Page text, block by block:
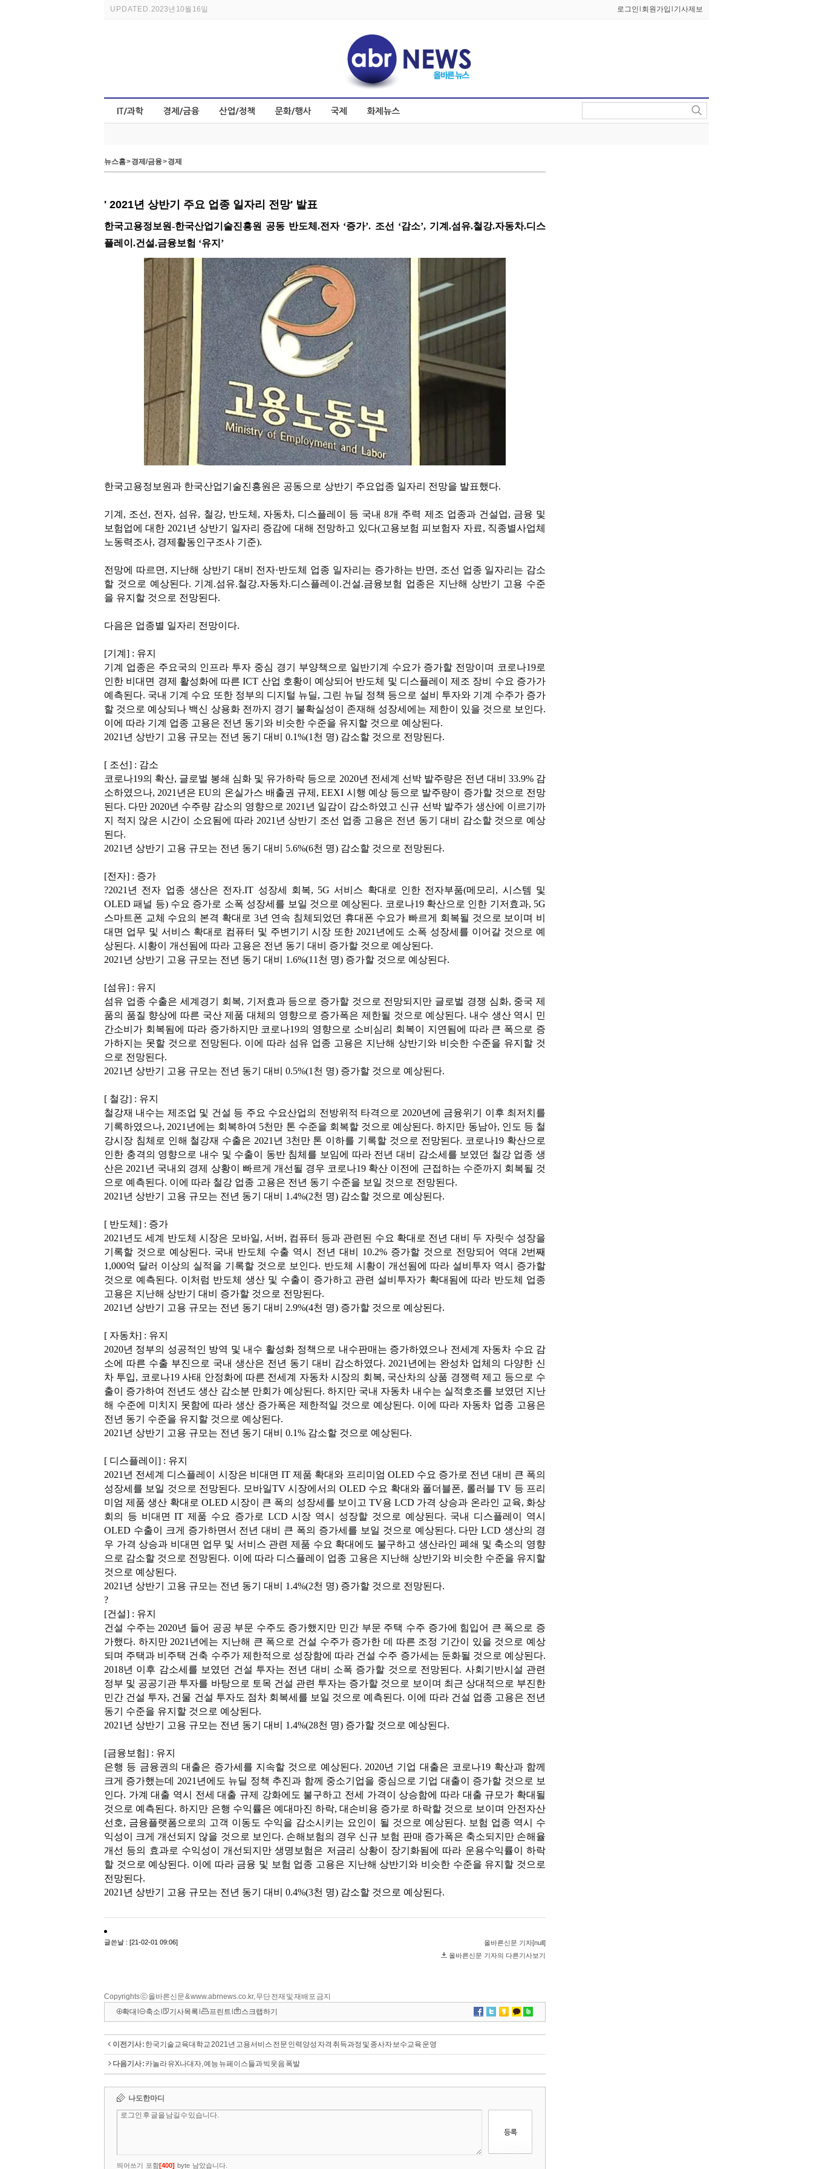
UPDATED.2023년 10월 16일 로그인 회원가입 기사제보
뉴스홈>경제/금융>경제
Copyrights ⓒ 올바른신문 & www.abrnews.co.kr, 무단 전재 및 재배포 금지
확대
축소 기사목록 프린트 스크랩하기
이전기사 : 한국기술교육대학교 2021년 고용서비스 전문 인력양성 자격 취득과정 및 종사자 보수교육 운영
다음기사 : 카놀라 유X나대자, 예능 뉴페이스들과 빅웃음 폭발